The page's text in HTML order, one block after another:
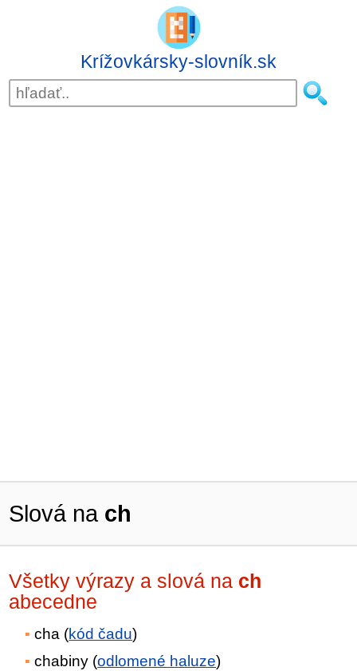
Krížovkársky-slovník.sk
Slová na ch
Všetky výrazy a slová na ch
abecedne
cha (kód čadu)
chabiny (odlomené haluze)